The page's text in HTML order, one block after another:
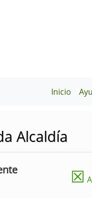
Inicio
Alcaldía
☒